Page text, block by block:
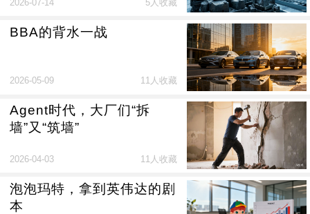
2026-07-14 5人收藏
BBA的背水一战
2026-05-09 11人收藏
Agent时代，大厂们“拆
墙”又“筑墙”
2026-04-03 11人收藏
泡泡玛特，拿到英伟达的剧
本